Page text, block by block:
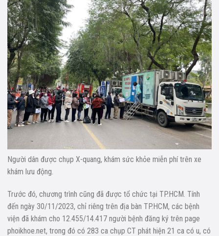
Người dân được chụp X-quang, khám sức khỏe miễn phí trên xe
khám lưu động.
Trước đó, chương trình cũng đã được tổ chức tại TP.HCM. Tính
đến ngày 30/11/2023, chỉ riêng trên địa bàn TP.HCM, các bệnh
viện đã khám cho 12.455/14.417 người bệnh đăng ký trên page
phoikhoe.net, trong đó có 283 ca chụp CT phát hiện 21 ca có u, có